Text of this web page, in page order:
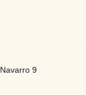
Navarro 9